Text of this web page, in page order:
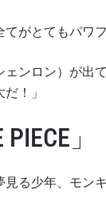
てがとてもパワ
ェンロン）が
！」
」
る少年、モン